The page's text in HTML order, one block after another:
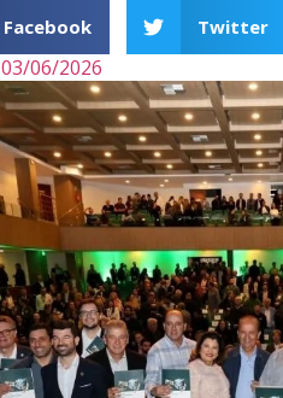
Facebook Twitter
03/06/2026